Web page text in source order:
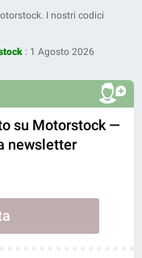
I nostri codici
: 1 Agosto 2026
su Motorstock —
newsletter